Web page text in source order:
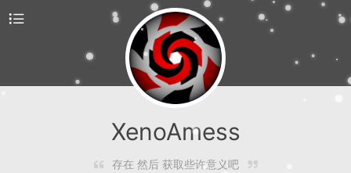
XenoAmess
存在 然后 获取些许意义吧